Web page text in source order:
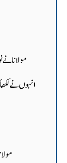
مولانا
انہوں نے